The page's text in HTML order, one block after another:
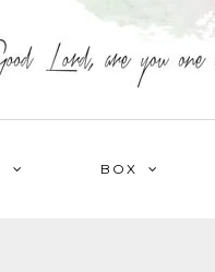
BOX